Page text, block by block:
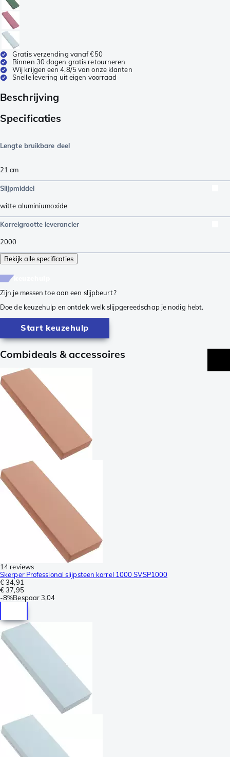
Gratis verzending vanaf €50
Binnen 30 dagen gratis retourneren
Wij krijgen een 4,8/5 van onze klanten
Snelle levering uit eigen voorraad
Beschrijving
Specificaties
Lengte bruikbare deel
21 cm
Slijpmiddel
witte aluminiumoxide
Korrelgrootte leverancier
2000
Bekijk alle specificaties
Zijn je messen toe aan een slijpbeurt?
Doe de keuzehulp en ontdek welk slijpgereedschap je nodig hebt.
Start keuzehulp
Combideals & accessoires
14 reviews
Skerper Professional slijpsteen korrel 1000 SVSP1000
€ 34,91
€ 37,95
-8%Bespaar3,04